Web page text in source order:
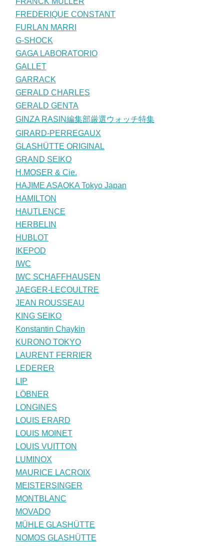
FREDERIQUE CONSTANT
FURLAN MARRI
G-SHOCK
GAGA LABORATORIO
GALLET
GARRACK
GERALD CHARLES
GERALD GENTA
GINZA RASIN編集部厳選ウォッチ特集
GIRARD-PERREGAUX
GLASHÜTTE ORIGINAL
GRAND SEIKO
H.MOSER & Cie.
HAJIME ASAOKA Tokyo Japan
HAMILTON
HAUTLENCE
HERBELIN
HUBLOT
IKEPOD
IWC
IWC SCHAFFHAUSEN
JAEGER-LECOULTRE
JEAN ROUSSEAU
KING SEIKO
Konstantin Chaykin
KURONO TOKYO
LAURENT FERRIER
LEDERER
LIP
LÖBNER
LONGINES
LOUIS ERARD
LOUIS MOINET
LOUIS VUITTON
LUMINOX
MAURICE LACROIX
MEISTERSINGER
MONTBLANC
MOVADO
MÜHLE GLASHÜTTE
NOMOS GLASHÜTTE